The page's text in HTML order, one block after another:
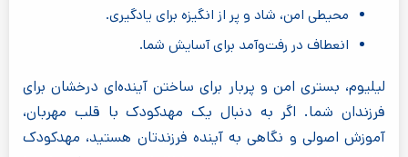
محیطی امن، شاد و پر از انگیزه برای یادگیری.
انعطاف در رفت‌وآمد برای آسایش شما.
لیلیوم، بستری امن و پربار برای ساختن آینده‌ای درخشان برای
فرزندان شما. اگر به دنبال یک مهدکودک با قلب مهربان،
آموزش اصولی و نگاهی به آینده فرزندتان هستید، مهدکودک